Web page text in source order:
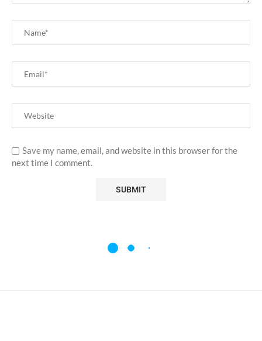
Save my name, email, and website in this browser for the
next time I comment.